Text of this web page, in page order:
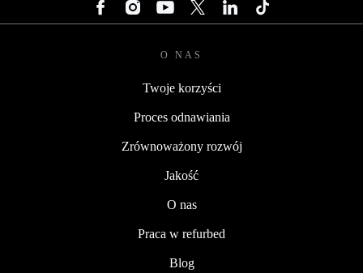
O NAS
Twoje korzyści
Proces odnawiania
Zrównoważony rozwój
Jakość
O nas
Praca w refurbed
Blog